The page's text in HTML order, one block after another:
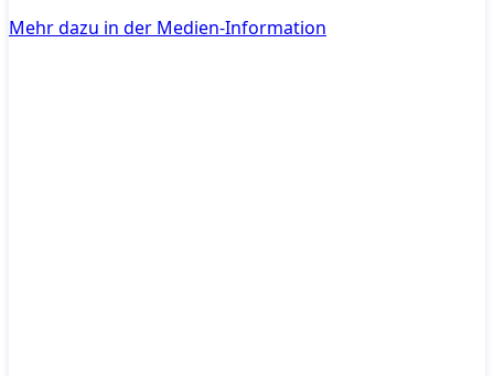
Mehr dazu in der Medien-Information